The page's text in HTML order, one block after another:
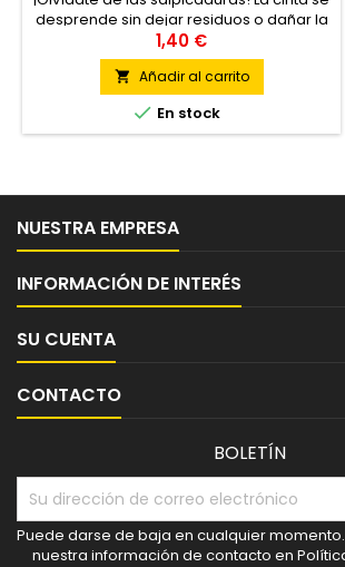
desprende sin dejar residuos o dañar la
superficie pintada. Permite un fácil
pegado y...
1,40 €
 Añadir al carrito
 En stock
NUESTRA EMPRESA
INFORMACIÓN DE INTERÉS
SU CUENTA
CONTACTO
BOLETÍN
Puede darse de baja en cualquier
nuestra información de contacto en